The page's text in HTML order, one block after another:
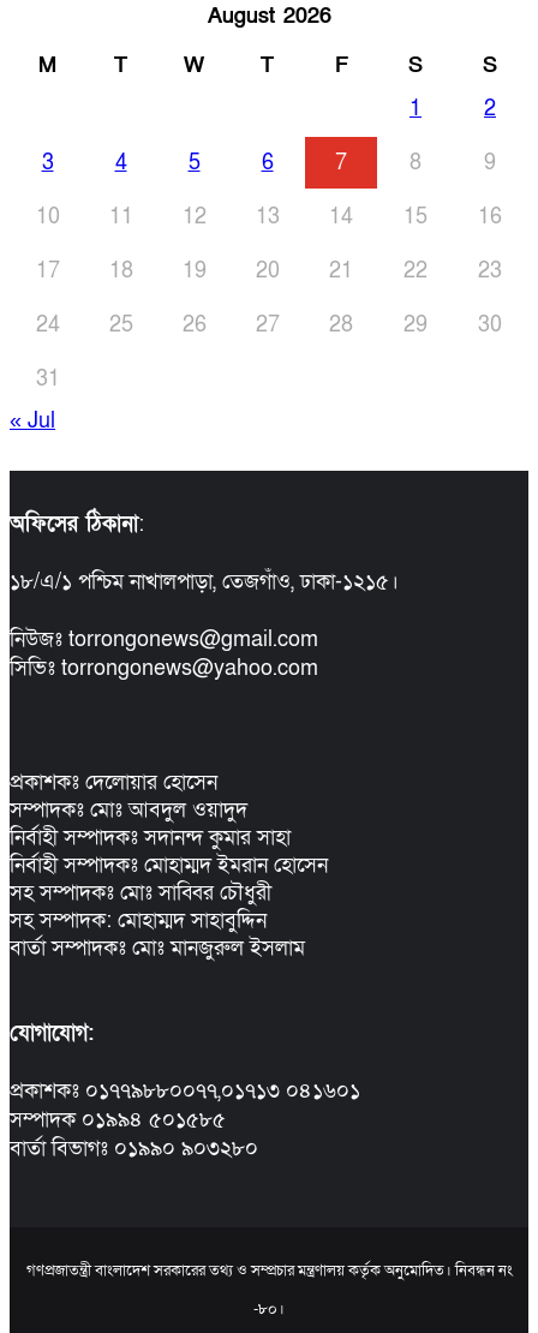
August 2026
M
T W T F S
S
1
2
3
4 5 6 7 8
9
10
11 12 13 14 15
16
17
18 19 20 21 22
23
24
25 26 27 28 29
30
31
« Jul
অফিসের ঠিকানা:
১৮/এ/১ পশ্চিম নাখালপাড়া, তেজগাঁও, ঢাকা-১২১৫।
নিউজঃ torrongonews@gmail.com
সিভিঃ torrongonews@yahoo.com
প্রকাশকঃ দেলোয়ার হোসেন
সম্পাদকঃ মোঃ আবদুল ওয়াদুদ
নির্বাহী সম্পাদকঃ সদানন্দ কুমার সাহা
নির্বাহী সম্পাদকঃ মোহাম্মদ ইমরান হোসেন
সহ সম্পাদকঃ মোঃ সাব্বির চৌধুরী
সহ সম্পাদক: মোহাম্মদ সাহাবুদ্দিন
বার্তা সম্পাদকঃ মোঃ মানজুরুল ইসলাম
যোগাযোগ:
প্রকাশকঃ ০১৭৭৯৮৮০০৭৭,০১৭১৩ ০৪১৬০১
সম্পাদক ০১৯৯৪ ৫০১৫৮৫
বার্তা বিভাগঃ ০১৯৯০ ৯০৩২৮০
গণপ্রজাতন্ত্রী বাংলাদেশ সরকারের তথ্য ও সম্প্রচার মন্ত্রণালয় কর্তৃক অনুমোদিত। নিবন্ধন নং
-৮০।